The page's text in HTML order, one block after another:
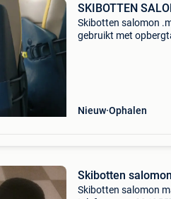
SKIBOTTEN
Skibotten salomon
gebruikt met
Nieuw Ophalen
Skibotten
Skibotten salomon